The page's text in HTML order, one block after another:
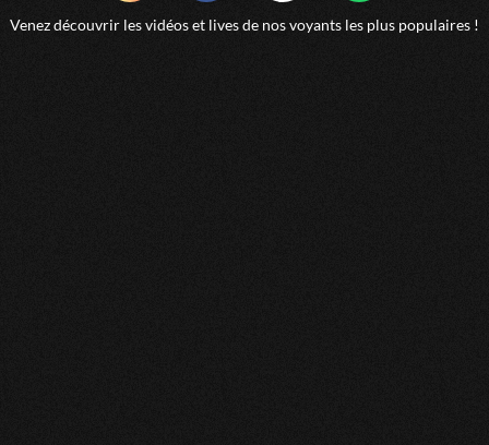
Venez découvrir les vidéos et lives de nos voyants les plus populaires !